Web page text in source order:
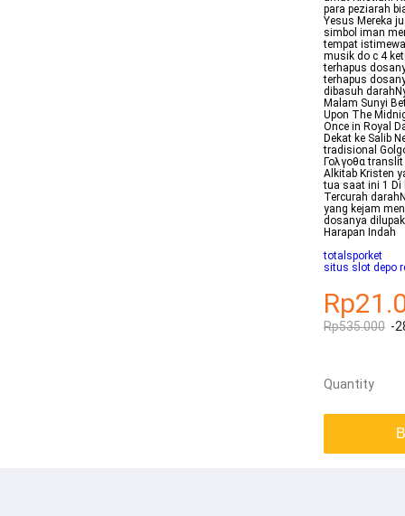
para peziarah
Yesus Mereka
simbol iman
tempat
musik do c 4
terhapus
terhapus
dibasuh
Malam Sunyi
Upon The
Once in Royal
Dekat ke Salib
tradisional
Γολγοθα
Alkitab Kristen
tua saat ini 1 Di
Tercurah
yang kejam
dosanya
Harapan Indah
totalsporket
situs slot depo
Rp535.000 -
Quantity